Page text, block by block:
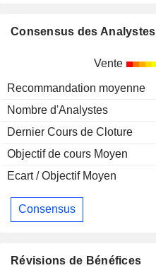
Consensus des Analystes
Vente
Recommandation moyenne
Nombre d'Analystes
Dernier Cours de Cloture
Objectif de cours Moyen
Ecart / Objectif Moyen
Consensus
Révisions de Bénéfices